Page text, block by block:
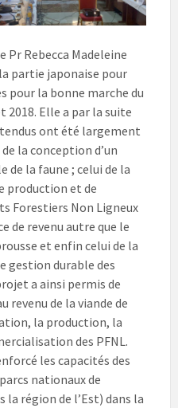
Rebecca Madeleine
partie japonaise pour
pour la bonne marche du
Elle a par la suite
ont été largement
la conception d’un
de la faune ; celui de la
production et de
Forestiers Non Ligneux
de revenu autre que le
et enfin celui de la
gestion durable des
a ainsi permis de
revenu de la viande de
la production, la
des PFNL.
les capacités des
nationaux de
la région de l’Est) dans la